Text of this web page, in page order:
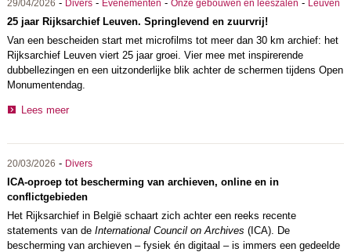
29/04/2026 - Divers- Evenementen - Onze gebouwen en leeszalen - Leuven
25 jaar Rijksarchief Leuven. Springlevend en zuurvrij!
Van een bescheiden start met microfilms tot meer dan 30 km archief: het
Rijksarchief Leuven viert 25 jaar groei. Vier mee met inspirerende
dubbellezingen en een uitzonderlijke blik achter de schermen tijdens Open
Monumentendag.
Lees meer
20/03/2026 - Divers
ICA-oproep tot bescherming van archieven, online en in
conflictgebieden
Het Rijksarchief in België schaart zich achter een reeks recente
statements van de International Council on Archives (ICA). De
bescherming van archieven – fysiek én digitaal – is immers een gedeelde